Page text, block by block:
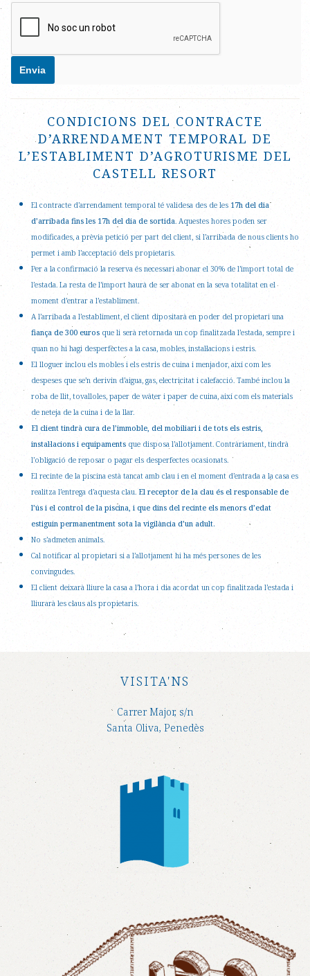
CONDICIONS DEL CONTRACTE
D’ARRENDAMENT TEMPORAL DE
L’ESTABLIMENT D’AGROTURISME DEL
CASTELL RESORT
El contracte d’arrendament temporal té validesa des de les 17h del dia
d’arribada fins les 17h del dia de sortida. Aquestes hores poden ser
modificades, a prèvia petició per part del client, si l’arribada de nous clients ho
permet i amb l’acceptació dels propietaris.
Per a la confirmació la reserva és necessari abonar el 30% de l’import total de
l’estada. La resta de l’import haurà de ser abonat en la seva totalitat en el
moment d’entrar a l’establiment.
A l’arribada a l’establiment, el client dipositarà en poder del propietari una
fiança de 300 euros que li serà retornada un cop finalitzada l’estada, sempre i
quan no hi hagi desperfectes a la casa, mobles, instal·lacions i estris.
El lloguer inclou els mobles i els estris de cuina i menjador, així com les
despeses que se’n derivin d’aigua, gas, electricitat i calefacció. També inclou la
roba de llit, tovalloles, paper de wàter i paper de cuina, així com els materials
de neteja de la cuina i de la llar.
El client tindrà cura de l’immoble, del mobiliari i de tots els estris,
instal·lacions i equipaments que disposa l’allotjament. Contràriament, tindrà
l’obligació de reposar o pagar els desperfectes ocasionats.
El recinte de la piscina està tancat amb clau i en el moment d’entrada a la casa es
realitza l’entrega d’aquesta clau. El receptor de la clau és el responsable de
l’ús i el control de la piscina, i que dins del recinte els menors d’edat
estiguin permanentment sota la vigilància d’un adult.
No s’admeten animals.
Cal notificar al propietari si a l’allotjament hi ha més persones de les
convingudes.
El client deixarà lliure la casa a l’hora i dia acordat un cop finalitzada l’estada i
lliurarà les claus als propietaris.
VISITA'NS
Carrer Major, s/n
Santa Oliva, Penedès